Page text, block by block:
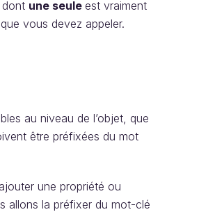
une seule est vraiment
vous devez appeler.
au niveau de l’objet, que
être préfixées du mot
une propriété ou
allons la préfixer du mot-clé